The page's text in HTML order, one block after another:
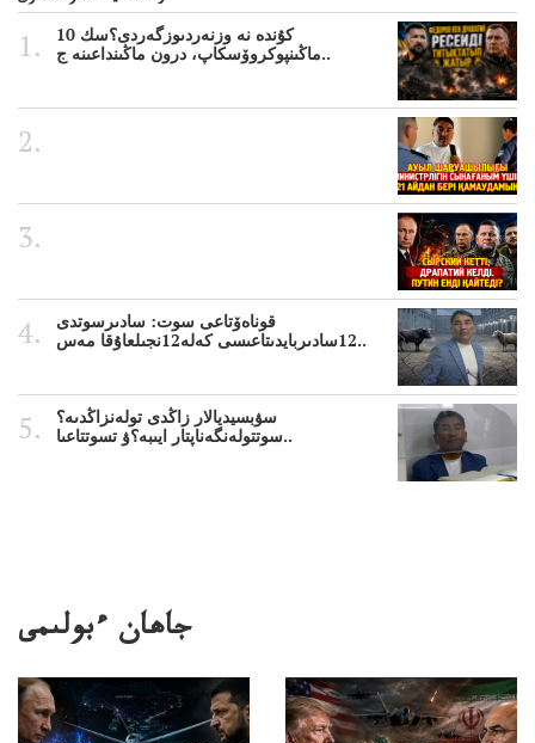
10 كۇندە نە وزنەردىوزگەردى؟سك
ماڭىنپوكروۆسكاپ، درون ماڭىنداعىنە ج..
قوناەۆتاعى سوت: سادىرسوتدى
12سادىربايدىتاعىسى كەلە12نجىلعاۇقا مەس..
سۋبسيديالار زاڭدى تولەنزاڭدىە؟
سوتتولەنگەناپتار ايىبە؟ۋ تسوتتاعىا..
جاھان ءبولىمى